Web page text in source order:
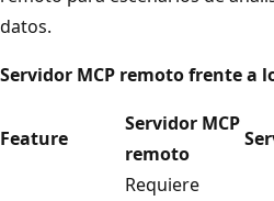
datos.
Servidor MCP remoto frente a
Feature
Servidor MCP
remoto
Requiere